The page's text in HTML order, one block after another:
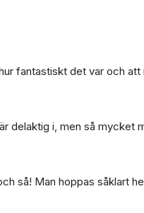
fantastiskt det var och
delaktig i, men så
så! Man hoppas såklart